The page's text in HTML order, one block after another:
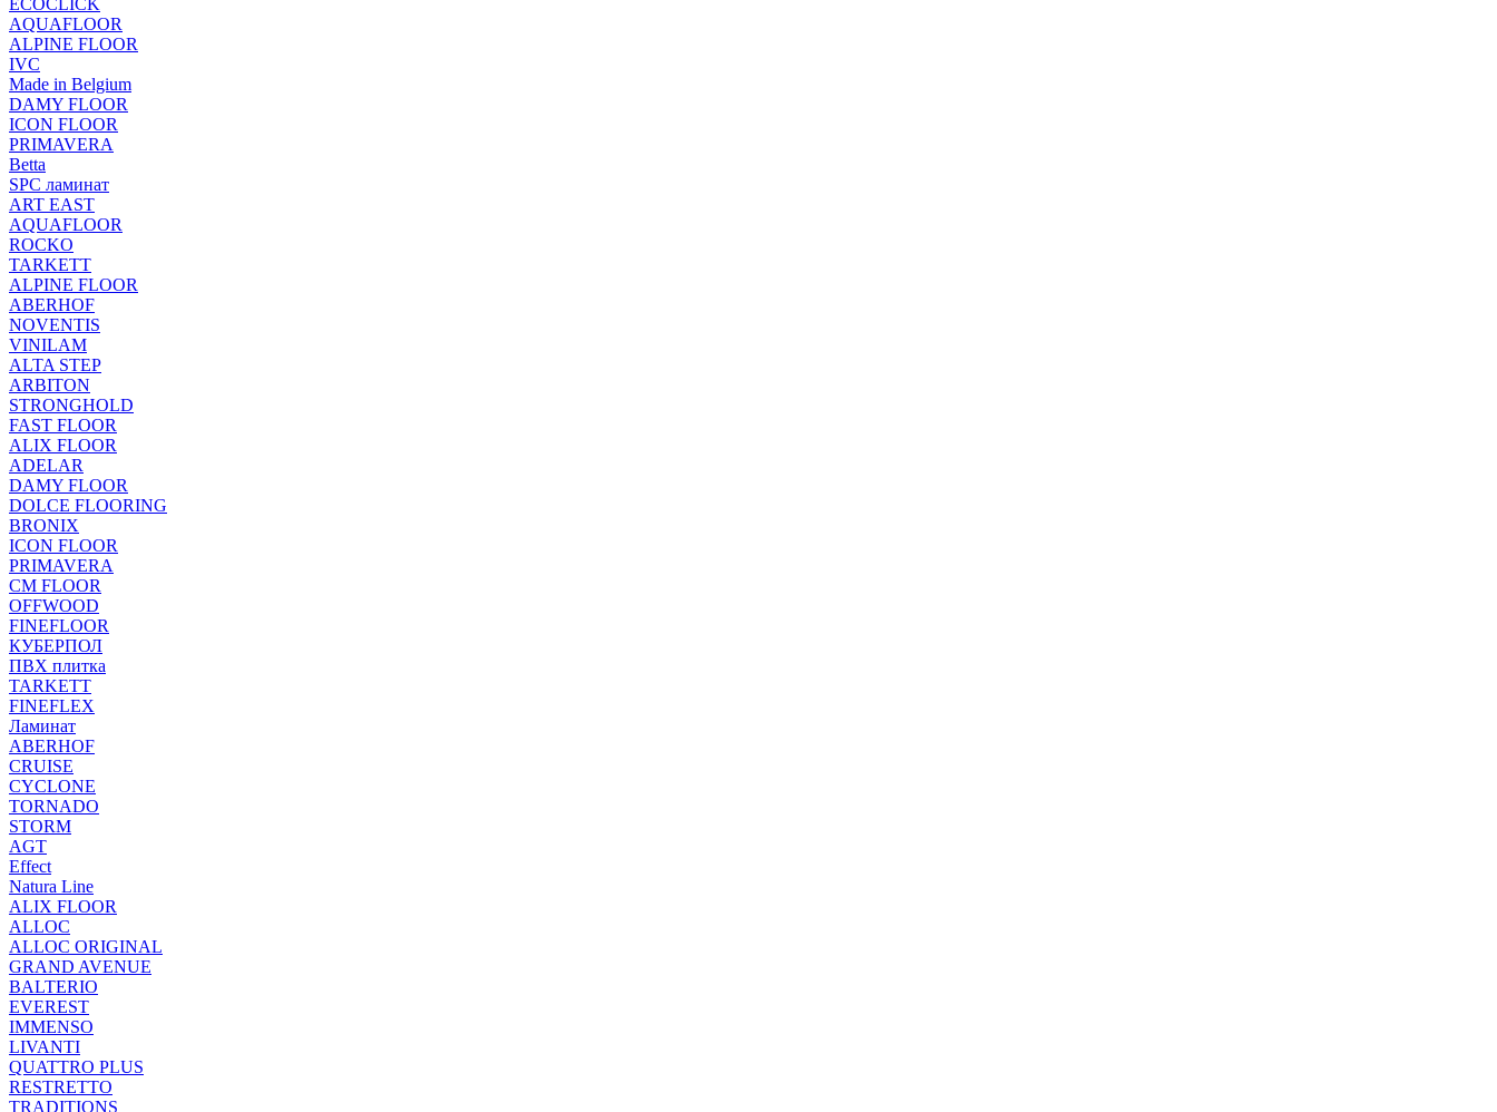
ECOCLICK
AQUAFLOOR
ALPINE FLOOR
IVC
Made in Belgium
DAMY FLOOR
ICON FLOOR
PRIMAVERA
Betta
SPC ламинат
ART EAST
AQUAFLOOR
ROCKO
TARKETT
ALPINE FLOOR
ABERHOF
NOVENTIS
VINILAM
ALTA STEP
ARBITON
STRONGHOLD
FAST FLOOR
ALIX FLOOR
ADELAR
DAMY FLOOR
DOLCE FLOORING
BRONIX
ICON FLOOR
PRIMAVERA
CM FLOOR
OFFWOOD
FINEFLOOR
КУБЕРПОЛ
ПВХ плитка
TARKETT
FINEFLEX
Ламинат
ABERHOF
CRUISE
CYCLONE
TORNADO
STORM
AGT
Effect
Natura Line
ALIX FLOOR
ALLOC
ALLOC ORIGINAL
GRAND AVENUE
BALTERIO
EVEREST
IMMENSO
LIVANTI
QUATTRO PLUS
RESTRETTO
TRADITIONS